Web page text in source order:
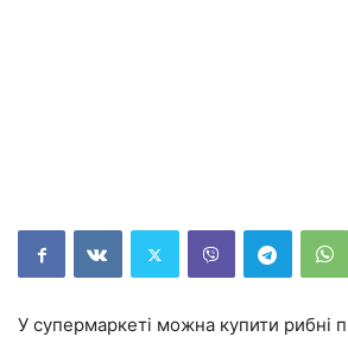
У супермаркеті можна купити рибні